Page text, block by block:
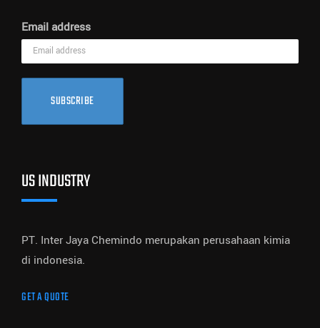
Email address
SUBSCRIBE
US INDUSTRY
PT. Inter Jaya Chemindo merupakan perusahaan kimia
di indonesia.
GET A QUOTE